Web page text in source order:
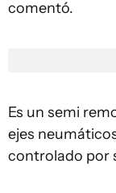
comentó.
Es un semi
ejes
controlado por